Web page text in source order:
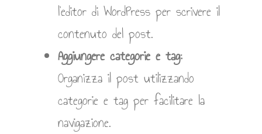
l’editor di WordPress per scrivere il
contenuto del post.
Aggiungere categorie e tag:
Organizza il post utilizzando
categorie e tag per facilitare la
navigazione.